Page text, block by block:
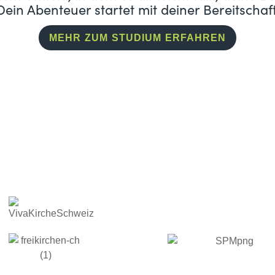
Abenteuer startet mit deiner
MEHR ZUM STUDIUM ERFAHREN